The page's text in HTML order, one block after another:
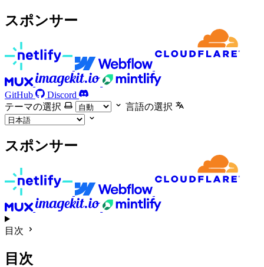
スポンサー
GitHub
Discord
テーマの選択
言語の選択
スポンサー
目次
目次